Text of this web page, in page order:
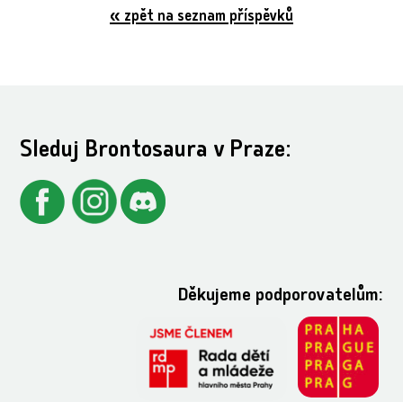
« zpět na seznam příspěvků
Sleduj Brontosaura v Praze:
Děkujeme podporovatelům: